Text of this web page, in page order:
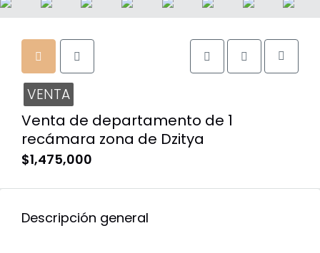
VENTA
Venta de departamento de 1
recámara zona de Dzitya
$1,475,000
Descripción general